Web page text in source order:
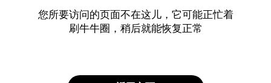
您所要访问的页面不在这儿，它可能正忙着
刷牛牛圈，稍后就能恢复正常